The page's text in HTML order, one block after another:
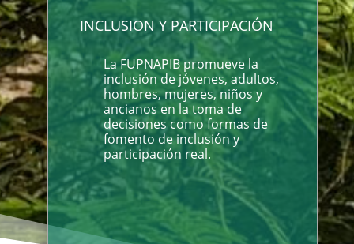
INCLUSION Y PARTICIPACIÓN
La FUPNAPIB promueve la
inclusión de jóvenes, adultos,
hombres, mujeres, niños y
ancianos en la toma de
decisiones como formas de
fomento de inclusión y
participación real.